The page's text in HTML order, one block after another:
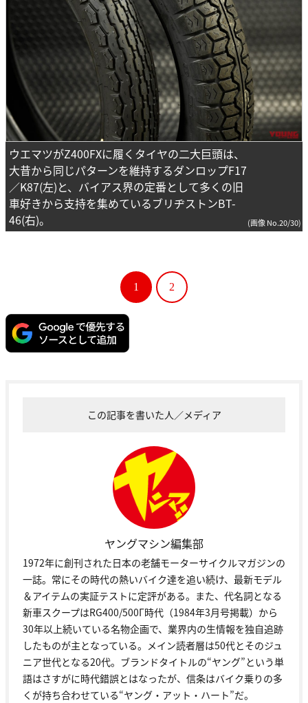
ウエマツがZ400FXに履くタイヤの二大巨頭は、
大昔から同じパターンを維持するダンロップF17
／K87(左)と、バイアス界の定番として多くの旧
車好きから支持を集めているブリヂストンBT-
46(右)。
(画像 No.20/30)
1 2
この記事を書いた人／メディア
ヤングマシン編集部
1972年に創刊された日本の老舗モーターサイクルマガジンの
一誌。常にその時代の熱いバイク達を追い続け、最新モデル
＆アイテムの実証テストに定評がある。また、代名詞となる
新車スクープはRG400/500Γ時代（1984年3月号掲載）から
30年以上続いている名物企画で、業界内の生情報を独自追跡
したものが主となっている。メイン読者層は50代とそのジュ
ニア世代となる20代。ブランドタイトルの“ヤング”という単
語はさすがに時代錯誤とはなったが、信条はバイク乗りの多
くが持ち合わせている“ヤング・アット・ハート”だ。